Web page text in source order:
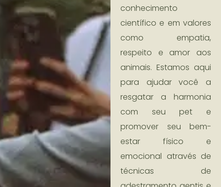
conhecimento
científico e em valores
como empatia,
respeito e amor aos
animais. Estamos aqui
para ajudar você a
resgatar a harmonia
com seu pet e
promover seu bem-
estar físico e
emocional através de
técnicas de